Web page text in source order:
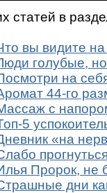
статей в
вы видите на
голубые,
на
44-го
с
5
«на
Пророк, не
дни